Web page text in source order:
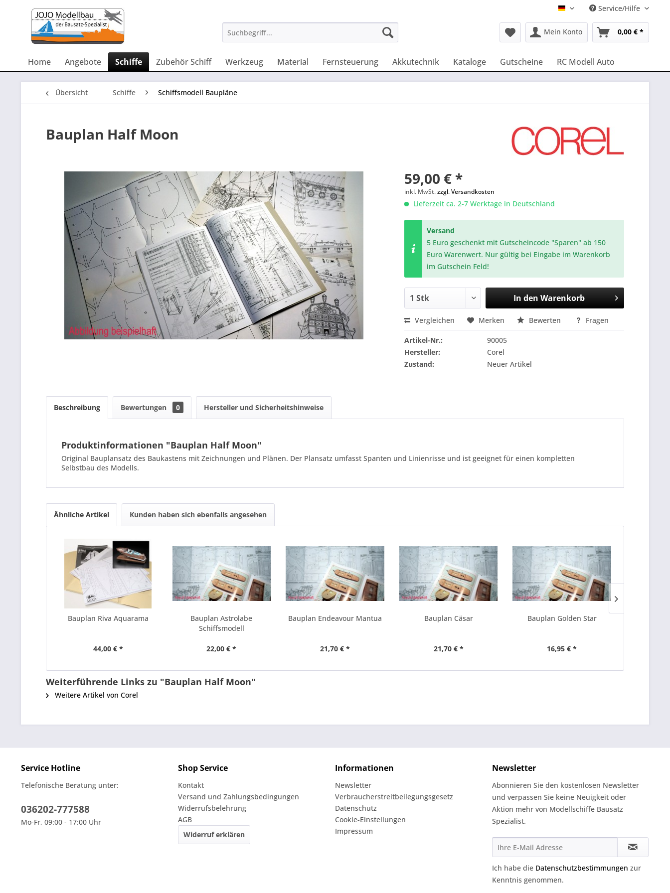
Deutsch Service/Hilfe
Mein Konto 0,00 € *
Home Angebote Schiffe Zubehör Schiff Werkzeug Material Fernsteuerung Akkutechnik Kataloge Gutscheine RC Modell Auto
Übersicht Schiffe Schiffsmodell Baupläne
Bauplan Half Moon
59,00 € *
inkl. MwSt.zzgl. Versandkosten
Lieferzeit ca. 2-7 Werktage in Deutschland
Versand
5 Euro geschenkt mit Gutscheincode "Sparen" ab 150
Euro Warenwert. Nur gültig bei Eingabe im Warenkorb
im Gutschein Feld!
In den Warenkorb
Vergleichen Merken Bewerten Fragen
Artikel-Nr.:
90005
Hersteller:
Corel
Zustand:
Neuer Artikel
Beschreibung Bewertungen 0 Hersteller und Sicherheitshinweise
Produktinformationen "Bauplan Half Moon"
Original Bauplansatz des Baukastens mit Zeichnungen und Plänen. Der Plansatz umfasst Spanten und Linienrisse und ist geeignet für einen kompletten
Selbstbau des Modells.
Ähnliche Artikel Kunden haben sich ebenfalls angesehen
Bauplan Riva Aquarama
44,00 € *
Bauplan Astrolabe
Schiffsmodell
22,00 € *
Bauplan Endeavour Mantua
21,70 € *
Bauplan Cäsar
21,70 € *
Bauplan Golden Star
16,95 € *
Weiterführende Links zu "Bauplan Half Moon"
Weitere Artikel von Corel
Service Hotline
Telefonische Beratung unter:
036202-777588
Mo-Fr, 09:00 - 17:00 Uhr
Shop Service
Kontakt
Versand und Zahlungsbedingungen
Widerrufsbelehrung
AGB
Widerruf erklären
Informationen
Newsletter
Verbraucherstreitbeilegungsgesetz
Datenschutz
Cookie-Einstellungen
Impressum
Newsletter
Abonnieren Sie den kostenlosen Newsletter
und verpassen Sie keine Neuigkeit oder
Aktion mehr von Modellschiffe Bausatz
Spezialist.
Ich habe die Datenschutzbestimmungen zur
Kenntnis genommen.